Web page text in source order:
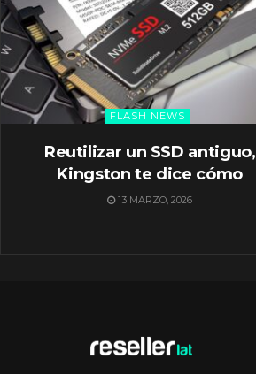
FLASH NEWS
Reutilizar un SSD antiguo,
Kingston te dice cómo
13 MARZO, 2026